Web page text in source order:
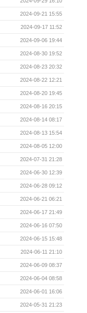
2024-09-21 15:55
2024-09-17 11:52
2024-09-06 19:44
2024-08-30 19:52
2024-08-23 20:32
2024-08-22 12:21
2024-08-20 19:45
2024-08-16 20:15
2024-08-14 08:17
2024-08-13 15:54
2024-08-05 12:00
2024-07-31 21:28
2024-06-30 12:39
2024-06-28 09:12
2024-06-21 06:21
2024-06-17 21:49
2024-06-16 07:50
2024-06-15 15:48
2024-06-11 21:10
2024-06-09 08:37
2024-06-04 08:58
2024-06-01 16:06
2024-05-31 21:23